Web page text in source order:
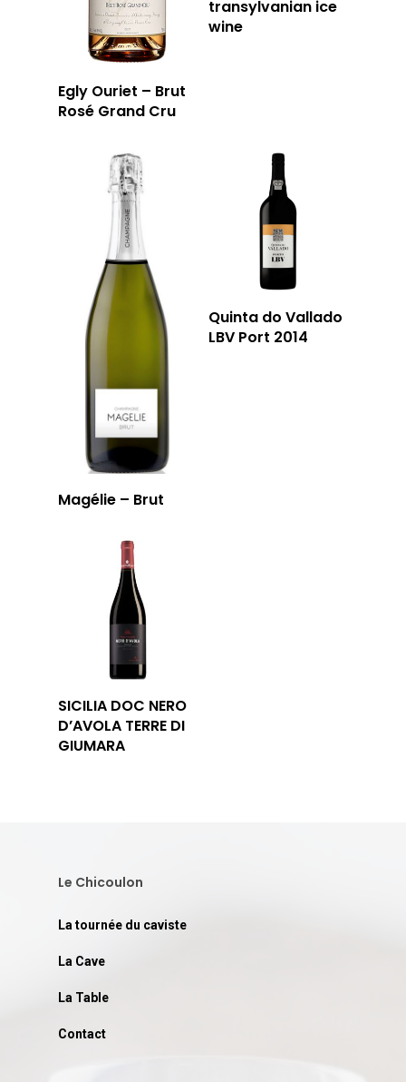
Egly Ouriet – Brut
Rosé Grand Cru
transylvanian ice
wine
Magélie – Brut
Quinta do Vallado
LBV Port 2014
SICILIA DOC NERO
D’AVOLA TERRE DI
GIUMARA
Le Chicoulon
La tournée du caviste
La Cave
La Table
Contact